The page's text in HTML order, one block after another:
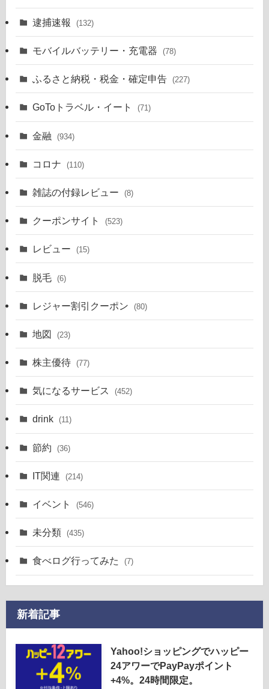
逮捕速報 (132)
モバイルバッテリー・充電器 (78)
ふるさと納税・税金・確定申告 (227)
GoToトラベル・イート (71)
金融 (934)
コロナ (110)
雑誌の付録レビュー (8)
クーポンサイト (523)
レビュー (15)
脱毛 (6)
レジャー割引クーポン (80)
地図 (23)
株主優待 (77)
気になるサービス (452)
drink (11)
節約 (36)
IT関連 (214)
イベント (546)
未分類 (435)
食べログ行ってみた (7)
新着記事
Yahoo!ショッピングでハッピー
24アワーでPayPayポイント
+4%。24時間限定。